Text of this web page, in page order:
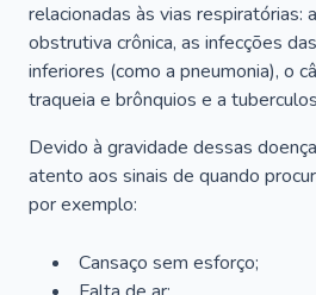
relacionadas às vias respiratórias:
obstrutiva crônica, as infecções
inferiores (como a pneumonia), o
traqueia e brônquios e a
Devido à gravidade dessas
atento aos sinais de quando
por exemplo:
Cansaço sem esforço;